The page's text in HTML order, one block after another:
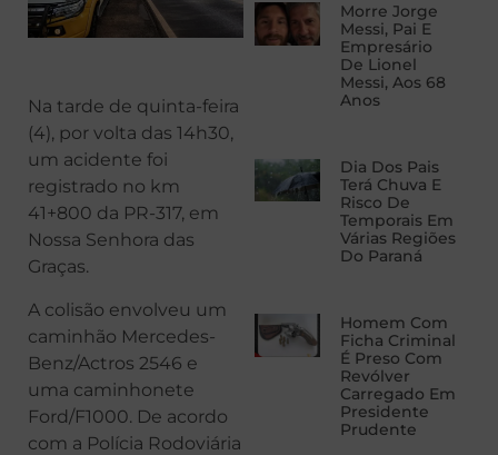
Na tarde de quinta-feira
(4), por volta das 14h30,
um acidente foi
registrado no km
41+800 da PR-317, em
Nossa Senhora das
Graças.
A colisão envolveu um
caminhão Mercedes-
Benz/Actros 2546 e
uma caminhonete
Ford/F1000. De acordo
com a Polícia Rodoviária
Morre Jorge
Messi, Pai E
Empresário
De Lionel
Messi, Aos 68
Anos
Dia Dos Pais
Terá Chuva E
Risco De
Temporais Em
Várias Regiões
Do Paraná
Homem Com
Ficha Criminal
É Preso Com
Revólver
Carregado Em
Presidente
Prudente